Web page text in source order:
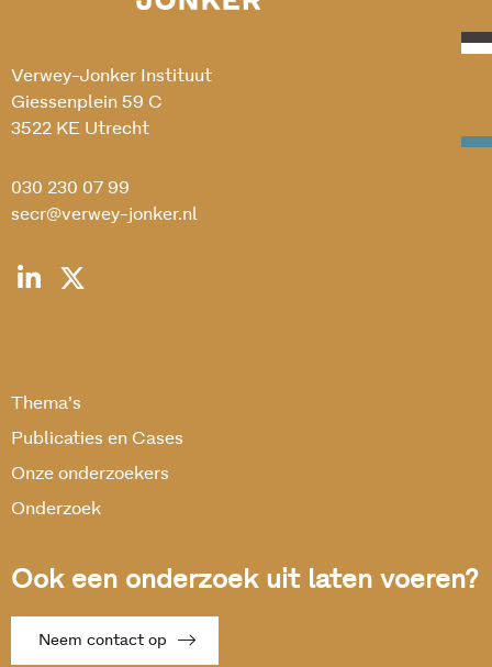
Verwey-Jonker Instituut
Giessenplein 59 C
3522 KE Utrecht
030 230 07 99
secr@verwey-jonker.nl
Thema’s
Publicaties en Cases
Onze onderzoekers
Onderzoek
Ook een onderzoek uit laten voeren?
Neem contact op